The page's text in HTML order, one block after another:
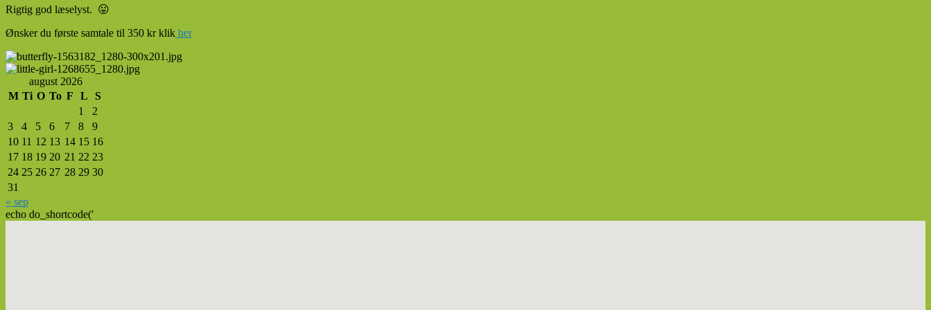
Rigtig god læselyst. 😛
Ønsker du første samtale til 350 kr klik her
Primary
Sidebar
Widget
august 2026
M Ti O To F L
S
1
2
3
4 5 6 7 8
9
10 11 12 13 14 15 16
17 18 19 20 21 22 23
24 25 26 27 28 29 30
31
« sep
echo do_shortcode('